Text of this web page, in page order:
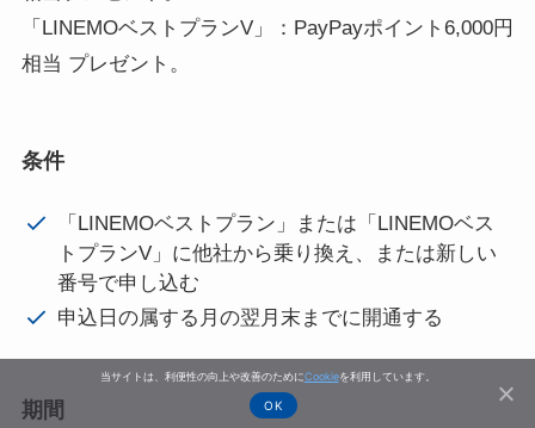
「LINEMOベストプランV」：PayPayポイント6,000円
相当 プレゼント。
条件
「LINEMOベストプラン」または「LINEMOベス
トプランV」に他社から乗り換え、または新しい
番号で申し込む
申込日の属する月の翌月末までに開通する
期間
当サイトは、利便性の向上や改善のためにCookieを利用しています。
OK